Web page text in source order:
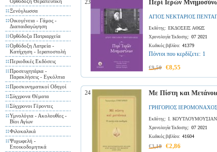
Ξενόγλωσσα
Οικογένεια - Γάμος -
Διαπαιδαγώγηση
Ορθόδοξα Πατριαρχεία
Ορθόδοξη Λατρεία -
Κατήχηση - Ιεραποστολή
Περιοδικές Εκδόσεις
Προσευχητάρια -
Παρακλήσεις - Εγκόλπια
Προσκυνηματικοί Οδηγοί
Σύγχρονα Θέματα
Σύγχρονοι Γέροντες
Υμνολόγια - Ακολουθίες -
Βίοι Αγίων
Φιλοκαλικά
Ψυχωφελή -
Επoικοδομητικά
23 Περί Ιερών
ΑΓΙΟΣ ΝΕΚΤΑΡΙΟΣ
Εκδότης: ΕΚΔΟΣΕΙΣ ΑΘΩΣ
Χρονολογία Έκδοσης: 07 2021
Κωδικός βιβλίου: 41379
Πόντοι που κερδίζετε: 1
€9,50 €8,55
24 Με Πίστη και
ΓΡΗΓΟΡΙΟΣ ΙΕΡΟΜΟΝΑΧΟΣ
Εκδότης: Ι.
Χρονολογία Έκδοσης: 07 2021
Κωδικός βιβλίου: 41604
€3,18 €2,86